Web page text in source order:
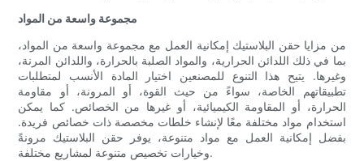
مجموعة واسعة من المواد
من مزايا حقن البلاستيك إمكانية العمل مع مجموعة واسعة من المواد،
بما في ذلك اللدائن الحرارية، والمواد الصلبة بالحرارة، واللدائن المرنة،
وغيرها. يتيح هذا التنوع للمصنعين اختيار المادة الأنسب لمتطلبات
تطبيقاتهم الخاصة، سواءً من حيث القوة، أو المرونة، أو مقاومة
الحرارة، أو المقاومة الكيميائية، أو غيرها من الخصائص. كما يمكن
استخدام مواد مختلفة معًا لإنشاء خلطات مخصصة ذات خصائص فريدة.
بفضل إمكانية العمل مع مواد متنوعة، يوفر حقن البلاستيك مرونةً
وخيارات تخصيص متنوعة لمشاريع مختلفة.